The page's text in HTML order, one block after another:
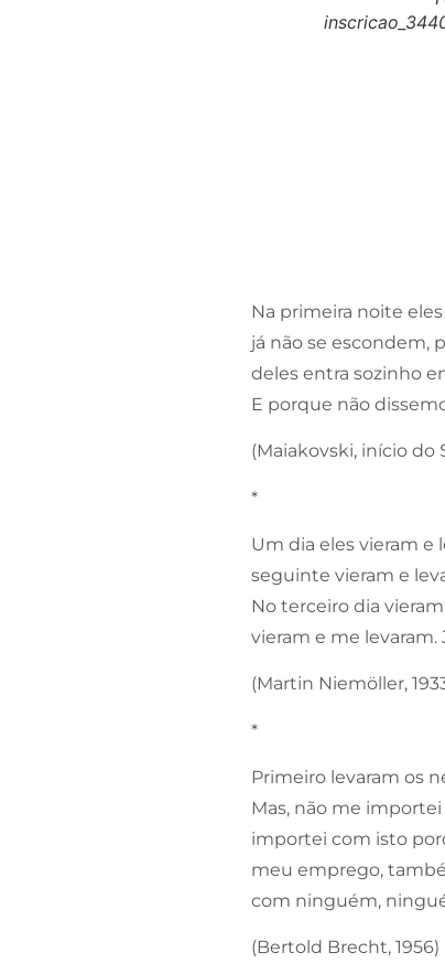
Na primeira noite
já não se escondem,
deles entra sozinho
E porque não
(Maiakovski, início do
*
Um dia eles vieram e
seguinte vieram e
No terceiro dia
vieram e me
(Martin Niemöller,
*
Primeiro levaram os
Mas, não me
importei com isto
meu emprego,
com ninguém,
(Bertold Brecht, 1956)